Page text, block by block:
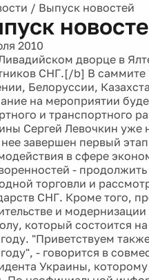
/ Выпуск новостей
2010
дворце в
СНГ.[/b] В саммите
Белоруссии,
на мероприятии
и транспортного
Сергей Левочкин уже
завершен первый
в сфере
-
торговли и
СНГ. Кроме того,
и
который состоится
"Приветствуем
- говорится в
Украины,